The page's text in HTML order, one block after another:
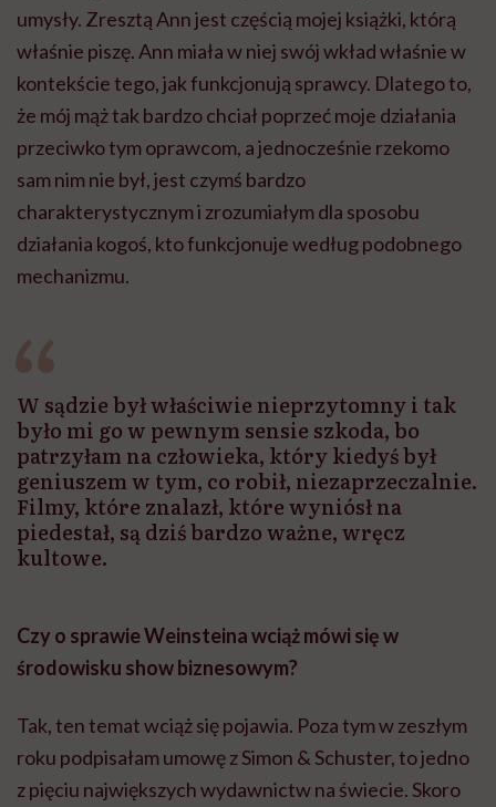
umysły. Zresztą Ann jest częścią mojej książki, którą
właśnie piszę. Ann miała w niej swój wkład właśnie w
kontekście tego, jak funkcjonują sprawcy. Dlatego to,
że mój mąż tak bardzo chciał poprzeć moje działania
przeciwko tym oprawcom, a jednocześnie rzekomo
sam nim nie był, jest czymś bardzo
charakterystycznym i zrozumiałym dla sposobu
działania kogoś, kto funkcjonuje według podobnego
mechanizmu.
W sądzie był właściwie nieprzytomny i tak
było mi go w pewnym sensie szkoda, bo
patrzyłam na człowieka, który kiedyś był
geniuszem w tym, co robił, niezaprzeczalnie.
Filmy, które znalazł, które wyniósł na
piedestał, są dziś bardzo ważne, wręcz
kultowe.
Czy o sprawie Weinsteina wciąż mówi się w
środowisku show biznesowym?
Tak, ten temat wciąż się pojawia. Poza tym w zeszłym
roku podpisałam umowę z Simon & Schuster, to jedno
z pięciu największych wydawnictw na świecie. Skoro